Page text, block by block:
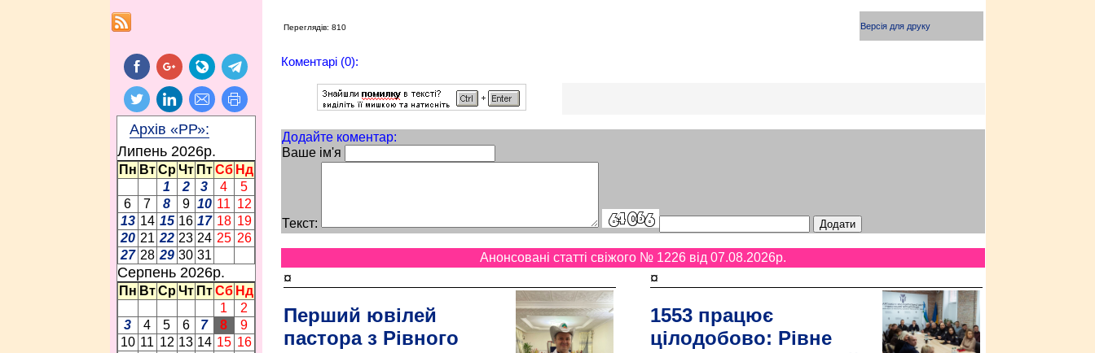
Архів «РР»:
Липень 2026p.
Пн Вт Ср Чт Пт Сб Нд
1
2 3 4
5
6
7 8 9 10 11 12
13 14 15 16 17 18 19
20 21 22 23 24 25 26
27 28 29 30 31
Серпень 2026p.
Пн Вт Ср Чт Пт Сб Нд
1
2
3
4 5 6 7 8
9
10 11 12 13 14 15 16
Переглядів: 810 Версія для друку
Коментарі (0):
Додайте коментар:
Ваше ім'я
Текст:
Анонсовані статті свіжого № 1226 від 07.08.2026p.
¤
Перший ювілей
пастора з Рівного
¤
1553 працює
цілодобово: Рівне